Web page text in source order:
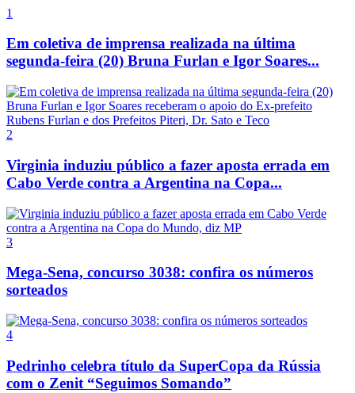
1
Em coletiva de imprensa realizada na última
segunda-feira (20) Bruna Furlan e Igor Soares...
2
Virginia induziu público a fazer aposta errada em
Cabo Verde contra a Argentina na Copa...
3
Mega-Sena, concurso 3038: confira os números
sorteados
4
Pedrinho celebra título da SuperCopa da Rússia
com o Zenit “Seguimos Somando”